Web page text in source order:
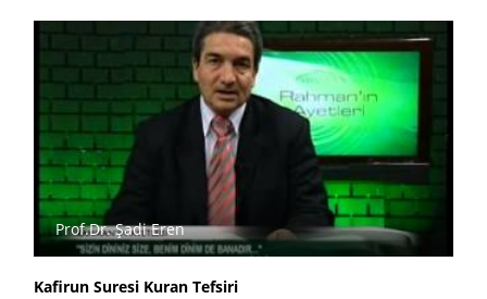
Prof.Dr. Şadi Eren
Kafirun Suresi Kuran Tefsiri